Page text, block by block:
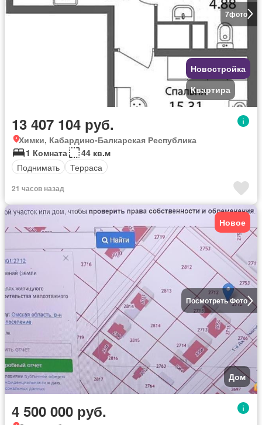
7фото
Новостройка
Квартира
13 407 104 руб.
Химки, Кабардино-Балкарская Республика
1 Комната
44 кв.м
Поднимать
Терраса
21 часов назад
Посмотреть Фото
Новое
Дом
4 500 000 руб.